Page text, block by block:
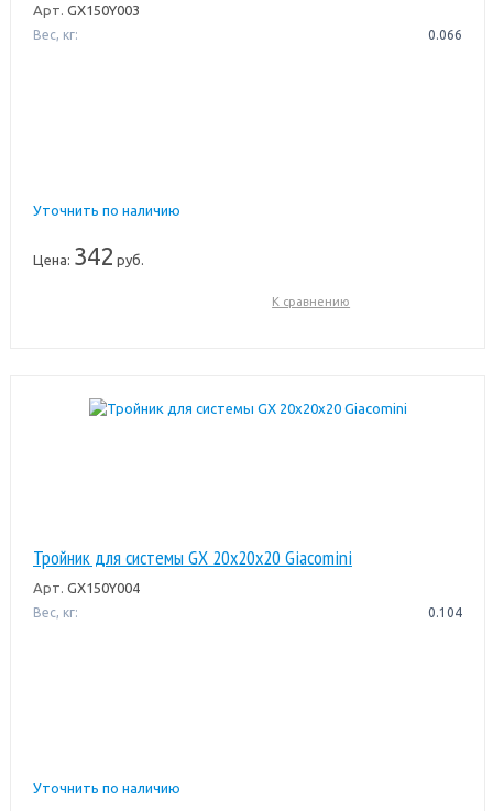
Арт. GX150Y003
Вес, кг: 0.066
Уточнить по наличию
Цена: 342 руб.
К сравнению
Тройник для системы GX 20x20x20 Giacomini
Арт. GX150Y004
Вес, кг: 0.104
Уточнить по наличию